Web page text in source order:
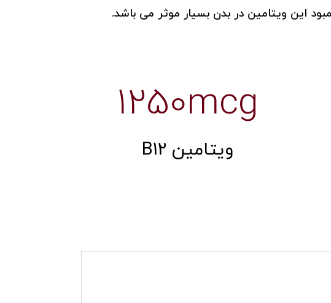
این ویتامین در بدن بسیار موثر می باشد.
1250mcg
ویتامین B12